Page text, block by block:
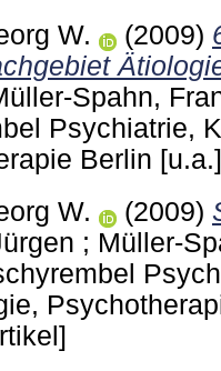
W.
(2009)
Spahn,
Psychiatrie,
Berlin
W.
(2009)
; Müller-